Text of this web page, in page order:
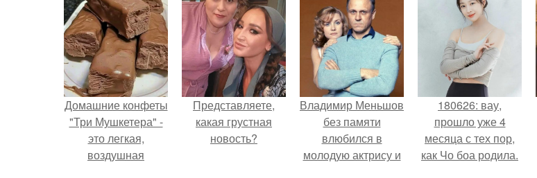
Домашние конфеты
"Три Мушкетера" -
это легкая,
воздушная
Представляете,
какая грустная
новость?
Владимир Меньшов
без памяти
влюбился в
молодую актрису и
180626: вау,
прошло уже 4
месяца с тех пор,
как Чо боа родила.